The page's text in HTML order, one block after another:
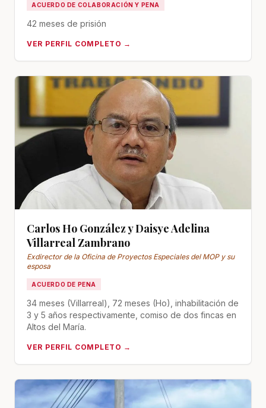
ACUERDO DE COLABORACIÓN Y PENA
42 meses de prisión
VER PERFIL COMPLETO →
Carlos Ho González y Daisye Adelina
Villarreal Zambrano
Exdirector de la Oficina de Proyectos Especiales del MOP y su
esposa
ACUERDO DE PENA
34 meses (Villarreal), 72 meses (Ho), inhabilitación de
3 y 5 años respectivamente, comiso de dos fincas en
Altos del María.
VER PERFIL COMPLETO →